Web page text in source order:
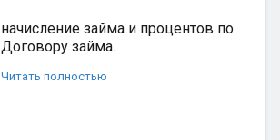
начисление займа и процентов по
Договору займа.
Читать полностью